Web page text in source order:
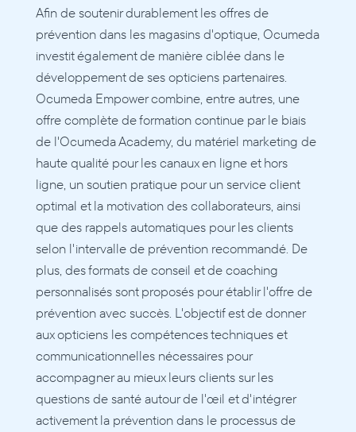
Afin de soutenir durablement les offres de
prévention dans les magasins d'optique, Ocumeda
investit également de manière ciblée dans le
développement de ses opticiens partenaires.
Ocumeda Empower combine, entre autres, une
offre complète de formation continue par le biais
de l'Ocumeda Academy, du matériel marketing de
haute qualité pour les canaux en ligne et hors
ligne, un soutien pratique pour un service client
optimal et la motivation des collaborateurs, ainsi
que des rappels automatiques pour les clients
selon l'intervalle de prévention recommandé. De
plus, des formats de conseil et de coaching
personnalisés sont proposés pour établir l'offre de
prévention avec succès. L'objectif est de donner
aux opticiens les compétences techniques et
communicationnelles nécessaires pour
accompagner au mieux leurs clients sur les
questions de santé autour de l'œil et d'intégrer
activement la prévention dans le processus de